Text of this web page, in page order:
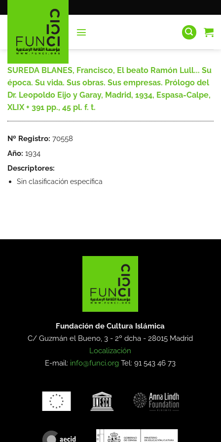
al
SUREDA BLANES, Francisco, El beato Ramón Lull... Su
época. Su vida. Sus obras. Sus empresas. Prólogo del
Dr. Leopoldo Eijo y Garay, Madrid, 1934, Espasa-Calpe,
XLIX + 391 pp., 45 pl. f. t.
Nº Registro: 70558
Año: 1934
Descriptores:
Sin clasificación específica
Fundación de Cultura Islámica
C/ Guzmán el Bueno, 3 - 2º dcha -28015 Madrid
Localización
E-mail: info@funci.org Tel: 91 543 46 73